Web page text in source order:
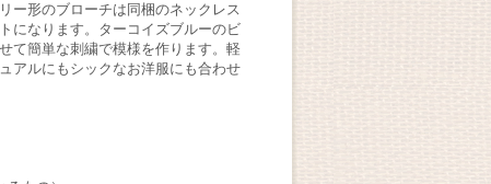
ー形のブローチは同梱のネックレス
になります。ターコイズブルーのビ
て簡単な刺繍で模様を作ります。軽
アルにもシックなお洋服にも合わせ